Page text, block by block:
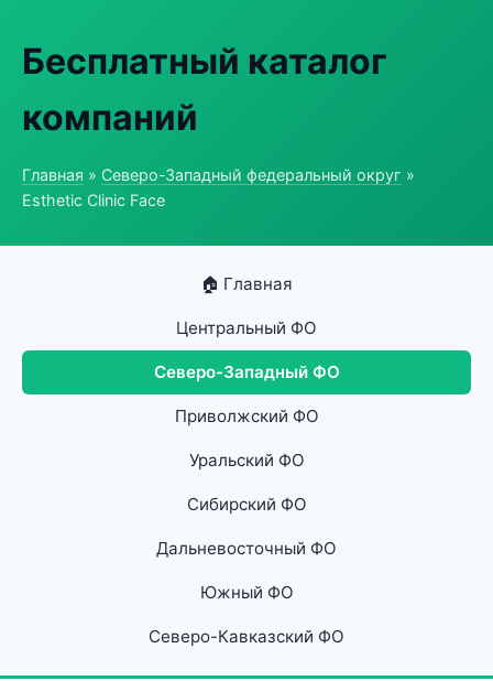
Бесплатный каталог
компаний
Главная » Северо-Западный федеральный округ »
Esthetic Clinic Face
🏠 Главная
Центральный ФО
Северо-Западный ФО
Приволжский ФО
Уральский ФО
Сибирский ФО
Дальневосточный ФО
Южный ФО
Северо-Кавказский ФО